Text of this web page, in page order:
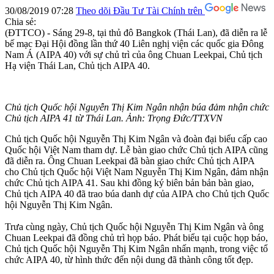
30/08/2019 07:28 Theo dõi Đầu Tư Tài Chính trên
Chia sẻ:
(ĐTTCO) - Sáng 29-8, tại thủ đô Bangkok (Thái Lan), đã diễn ra lễ
bế mạc Đại Hội đồng lần thứ 40 Liên nghị viện các quốc gia Đông
Nam Á (AIPA 40) với sự chủ trì của ông Chuan Leekpai, Chủ tịch
Hạ viện Thái Lan, Chủ tịch AIPA 40.
Chủ tịch Quốc hội Nguyễn Thị Kim Ngân nhận búa đảm nhận chức
Chủ tịch AIPA 41 từ Thái Lan. Ảnh: Trọng Đức/TTXVN
Chủ tịch Quốc hội Nguyễn Thị Kim Ngân và đoàn đại biểu cấp cao
Quốc hội Việt Nam tham dự. Lễ bàn giao chức Chủ tịch AIPA cũng
đã diễn ra. Ông Chuan Leekpai đã bàn giao chức Chủ tịch AIPA
cho Chủ tịch Quốc hội Việt Nam Nguyễn Thị Kim Ngân, đảm nhận
chức Chủ tịch AIPA 41. Sau khi đồng ký biên bản bản bàn giao,
Chủ tịch AIPA 40 đã trao búa danh dự của AIPA cho Chủ tịch Quốc
hội Nguyễn Thị Kim Ngân.
Trưa cùng ngày, Chủ tịch Quốc hội Nguyễn Thị Kim Ngân và ông
Chuan Leekpai đã đồng chủ trì họp báo. Phát biểu tại cuộc họp báo,
Chủ tịch Quốc hội Nguyễn Thị Kim Ngân nhấn mạnh, trong việc tổ
chức AIPA 40, từ hình thức đến nội dung đã thành công tốt đẹp.